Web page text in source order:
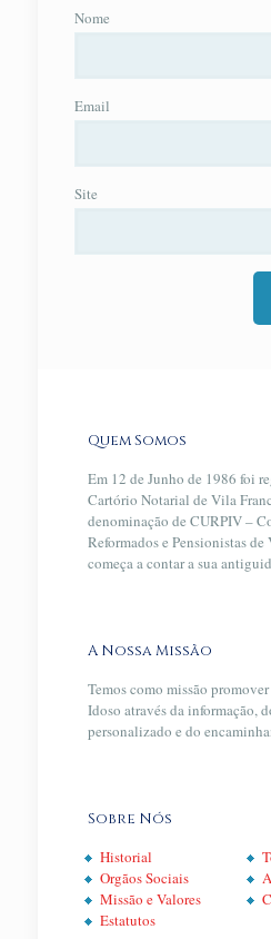
Nome
Email
Site
Quem Somos
Em 12 de Junho de 1986 foi
Cartório Notarial de Vila
denominação de CURPIV –
Reformados e Pensionistas
começa a contar a sua
A Nossa Missão
Temos como missão
Idoso através da informação,
personalizado e do
Sobre Nós
Historial
Orgãos Sociais
Missão e Valores
Estatutos